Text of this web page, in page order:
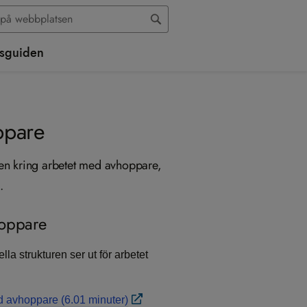
kring arbetet med avhoppare,
strukturen ser ut för arbetet
avhoppare (6.01 minuter)